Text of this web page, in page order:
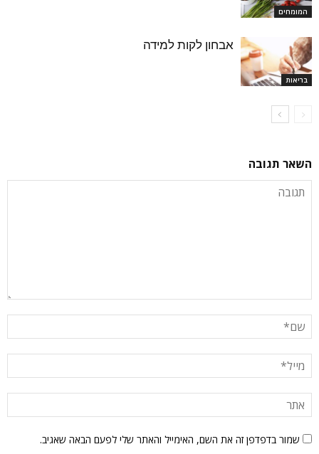
המומחים
בריאות
אבחון לקות למידה
השאר תגובה
שמור בדפדפן זה את השם, האימייל והאתר שלי לפעם הבאה שאגיב.